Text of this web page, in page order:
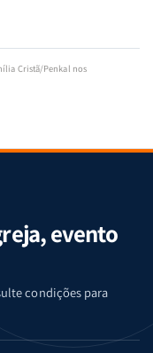
Cristã/Penkal nos
evento
condições para